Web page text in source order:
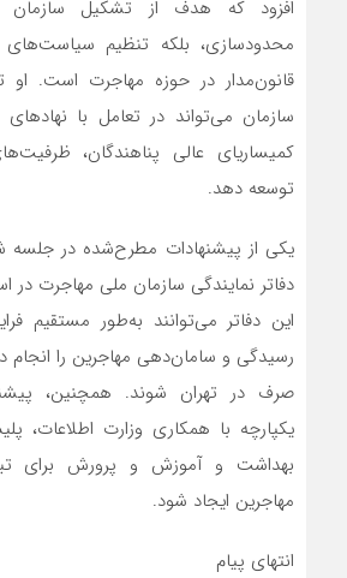
افزود که هدف از تشکیل سازمان
محدودسازی، بلکه تنظیم
قانون‌مدار در حوزه مهاجرت است. او
سازمان می‌تواند در تعامل با نهادهای
کمیساریای عالی پناهندگان،
توسعه دهد.
یکی از پیشنهادات مطرح‌شده در جلسه
دفاتر نمایندگی سازمان ملی مهاجرت در
این دفاتر می‌توانند به‌طور مستقیم
رسیدگی و سامان‌دهی مهاجرین را انجام
صرف در تهران شوند. همچنین،
یکپارچه با همکاری وزارت اطلاعات،
بهداشت و آموزش و پرورش برای
مهاجرین ایجاد شود.
انتهای پیام